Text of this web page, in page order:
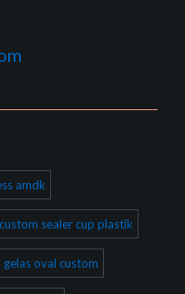
amdk
sealer cup plastik
gelas oval custom